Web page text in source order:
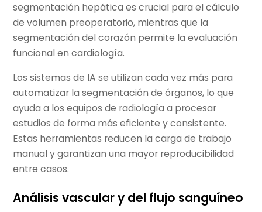
segmentación hepática es crucial para el cálculo
de volumen preoperatorio, mientras que la
segmentación del corazón permite la evaluación
funcional en cardiología.
Los sistemas de IA se utilizan cada vez más para
automatizar la segmentación de órganos, lo que
ayuda a los equipos de radiología a procesar
estudios de forma más eficiente y consistente.
Estas herramientas reducen la carga de trabajo
manual y garantizan una mayor reproducibilidad
entre casos.
Análisis vascular y del flujo sanguíneo